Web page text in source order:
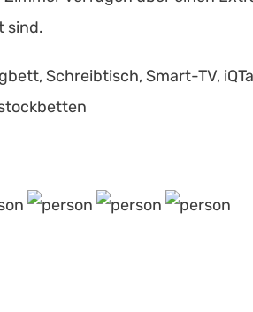
sind.
Schreibtisch, Smart-TV,